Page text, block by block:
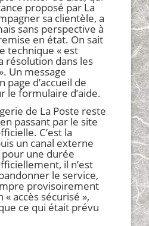
proposé par La
sa clientèle, a
sans perspective à
en état. On sait
technique « est
résolution dans les
Un message
d’accueil de
le formulaire d’aide.
de La Poste reste
passant par le site
C’est la
un canal externe
une durée
il n’est
le service,
provisoirement
accès sécurisé »,
ce qui était prévu